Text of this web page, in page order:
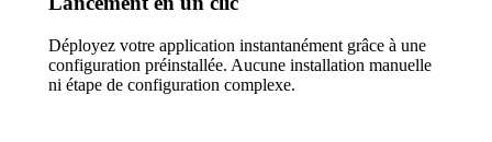
Déployez votre application instantanément grâce à une
configuration préinstallée. Aucune installation manuelle
ni étape de configuration complexe.